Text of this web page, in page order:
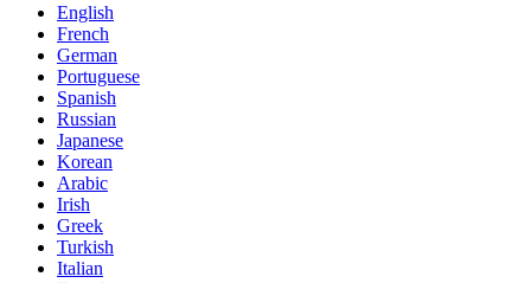
English
French
German
Portuguese
Spanish
Russian
Japanese
Korean
Arabic
Irish
Greek
Turkish
Italian